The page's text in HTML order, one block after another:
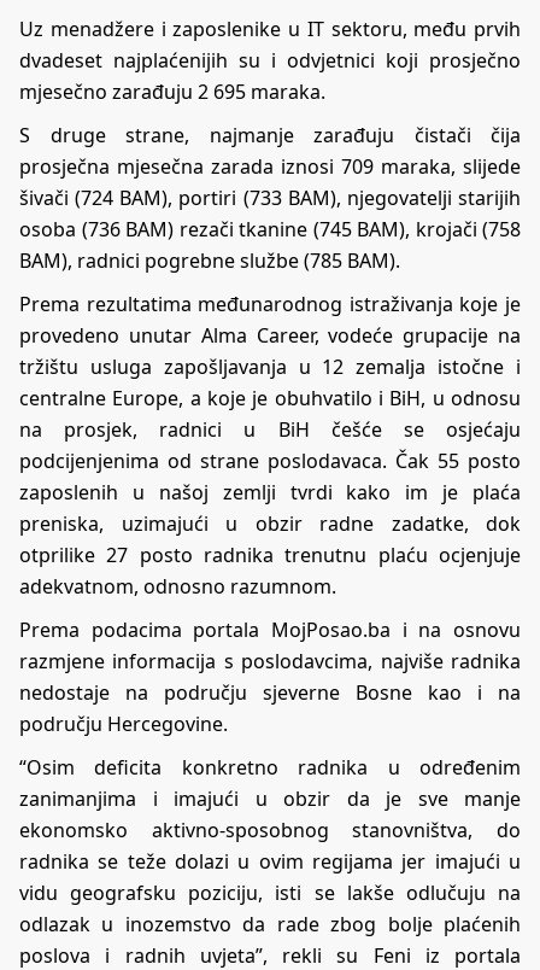
Uz menadžere i zaposlenike u IT sektoru, među prvih
dvadeset najplaćenijih su i odvjetnici koji prosječno
mjesečno zarađuju 2 695 maraka.
S druge strane, najmanje zarađuju čistači čija
prosječna mjesečna zarada iznosi 709 maraka, slijede
šivači (724 BAM), portiri (733 BAM), njegovatelji starijih
osoba (736 BAM) rezači tkanine (745 BAM), krojači (758
BAM), radnici pogrebne službe (785 BAM).
Prema rezultatima međunarodnog istraživanja koje je
provedeno unutar Alma Career, vodeće grupacije na
tržištu usluga zapošljavanja u 12 zemalja istočne i
centralne Europe, a koje je obuhvatilo i BiH, u odnosu
na prosjek, radnici u BiH češće se osjećaju
podcijenjenima od strane poslodavaca. Čak 55 posto
zaposlenih u našoj zemlji tvrdi kako im je plaća
preniska, uzimajući u obzir radne zadatke, dok
otprilike 27 posto radnika trenutnu plaću ocjenjuje
adekvatnom, odnosno razumnom.
Prema podacima portala MojPosao.ba i na osnovu
razmjene informacija s poslodavcima, najviše radnika
nedostaje na području sjeverne Bosne kao i na
području Hercegovine.
“Osim deficita konkretno radnika u određenim
zanimanjima i imajući u obzir da je sve manje
ekonomsko aktivno-sposobnog stanovništva, do
radnika se teže dolazi u ovim regijama jer imajući u
vidu geografsku poziciju, isti se lakše odlučuju na
odlazak u inozemstvo da rade zbog bolje plaćenih
poslova i radnih uvjeta”, rekli su Feni iz portala